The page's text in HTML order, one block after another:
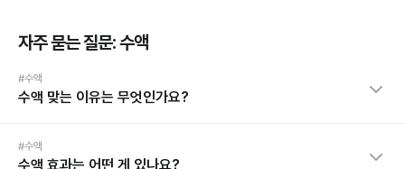
자주 묻는 질문: 수액
#수액
수액 맞는 이유는 무엇인가요?
#수액
수액 효과는 어떤 게 있나요?